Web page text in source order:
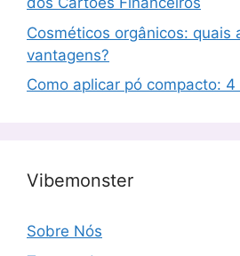
Cosméticos orgânicos: quais
vantagens?
Como aplicar pó compacto:
Vibemonster
Sobre Nós